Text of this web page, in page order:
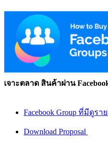
เจาะตลาด สินค้าผ่าน
Facebook Group ที่มีดูร
Download Proposal